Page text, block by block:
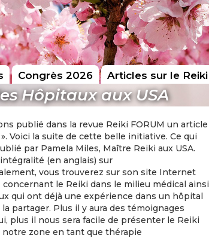
Congrès 2026 Articles sur le Reiki
Hôpitaux aux USA
publié dans la revue Reiki FORUM un article
Voici la suite de cette belle initiative. Ce qui
par Pamela Miles, Maître Reiki aux USA.
(en anglais) sur
vous trouverez sur son site Internet
le Reiki dans le milieu médical ainsi
qui ont déjà une expérience dans un hôpital
partager. Plus il y aura des témoignages
plus il nous sera facile de présenter le Reiki
zone en tant que thérapie